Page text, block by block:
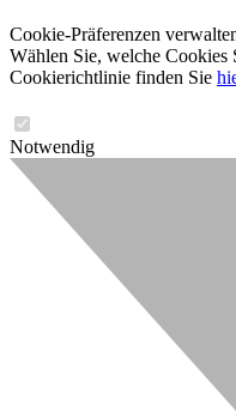
Cookie-Präferenzen
Wählen Sie, welche Cookies
Cookierichtlinie finden Sie
Notwendig